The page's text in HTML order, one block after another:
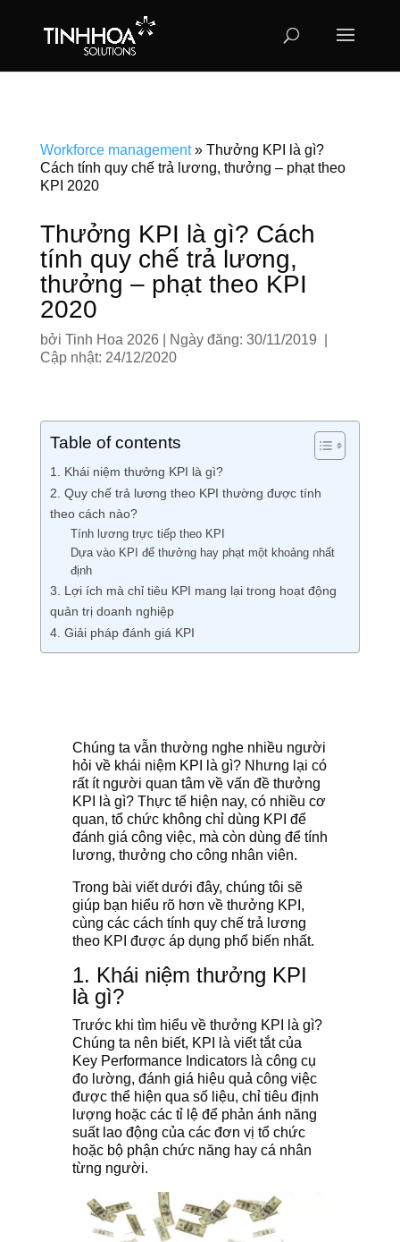
Workforce management» Thưởng KPI là gì?
Cách tính quy chế trả lương, thưởng – phạt theo
KPI 2020
Thưởng KPI là gì? Cách
tính quy chế trả lương,
thưởng – phạt theo KPI
2020
bởi Tinh Hoa 2026
Ngày đăng: 30/11/2019 |
Cập nhật: 24/12/2020
Table of contents
1. Khái niệm thưởng KPI là gì?
2. Quy chế trả lương theo KPI thường được tính
theo cách nào?
Tính lương trực tiếp theo KPI
Dựa vào KPI để thưởng hay phạt một khoảng nhất
định
3. Lợi ích mà chỉ tiêu KPI mang lại trong hoạt động
quản trị doanh nghiệp
4. Giải pháp đánh giá KPI
Chúng ta vẫn thường nghe nhiều người
hỏi về khái niệm KPI là gì? Nhưng lại có
rất ít người quan tâm về vấn đề thưởng
KPI là gì? Thực tế hiện nay, có nhiều cơ
quan, tổ chức không chỉ dùng KPI để
đánh giá công việc, mà còn dùng để tính
lương, thưởng cho công nhân viên.
Trong bài viết dưới đây, chúng tôi sẽ
giúp bạn hiểu rõ hơn về thưởng KPI,
cùng các cách tính quy chế trả lương
theo KPI được áp dụng phổ biến nhất.
1. Khái niệm thưởng KPI
là gì?
Trước khi tìm hiểu về thưởng KPI là gì?
Chúng ta nên biết, KPI là viết tắt của
Key Performance Indicators là công cụ
đo lường, đánh giá hiệu quả công việc
được thể hiện qua số liệu, chỉ tiêu định
lượng hoặc các tỉ lệ để phản ánh năng
suất lao động của các đơn vị tổ chức
hoặc bộ phận chức năng hay cá nhân
từng người.